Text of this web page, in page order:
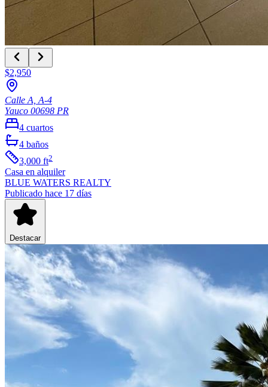
$2,950
Calle A, A-4
Yauco 00698 PR
4 cuartos
4 baños
3,000 ft2
Casa en alquiler
BLUE WATERS REALTY
Publicado hace 17 días
Destacar